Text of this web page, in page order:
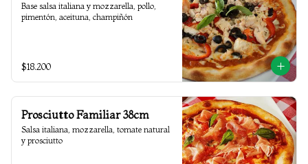
Base salsa italiana y mozzarella, pollo,
pimentón, aceituna, champiñón
$18.200
Prosciutto Familiar 38cm
Salsa italiana, mozzarella, tomate natural
y prosciutto